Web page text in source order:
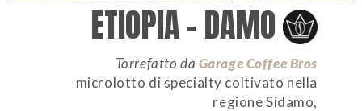
ETIOPIA – DAMO
Torrefatto da Garage Coffee Bros
microlotto di specialty coltivato nella
regione Sidamo,